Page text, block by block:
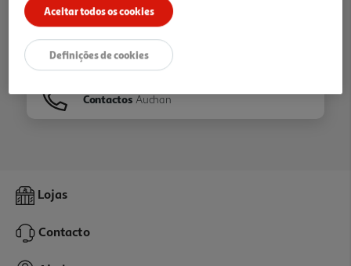
Folhetos
Contactos Auchan
Lojas
Contacto
Aceitar todos os cookies
Definições de cookies